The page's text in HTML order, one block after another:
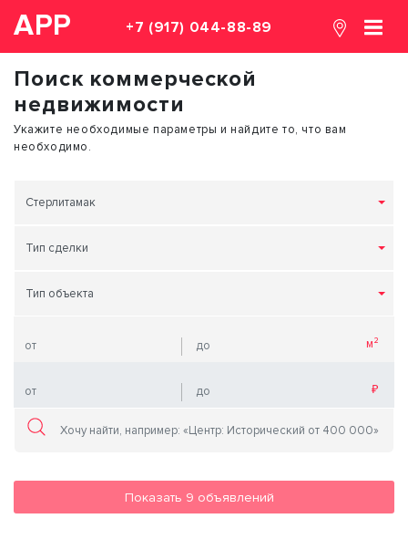
АРР +7 (917) 044-88-89
Поиск коммерческой
недвижимости
Укажите необходимые параметры и найдите то, что вам
необходимо.
Стерлитамак
Тип сделки
Тип объекта
Показать 9 объявлений